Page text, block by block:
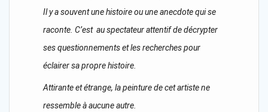
Il y a souvent une histoire ou une anecdote qui se
raconte. C’est au spectateur attentif de décrypter
ses questionnements et les recherches pour
éclairer sa propre histoire.
Attirante et étrange, la peinture de cet artiste ne
ressemble à aucune autre.